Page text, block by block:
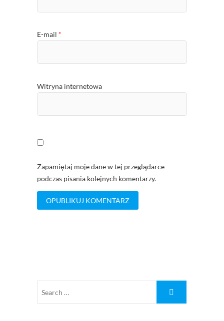
E-mail *
Witryna internetowa
Zapamiętaj moje dane w tej przeglądarce
podczas pisania kolejnych komentarzy.